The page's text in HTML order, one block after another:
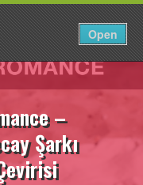
Open
Yap TR
–
Şarkı